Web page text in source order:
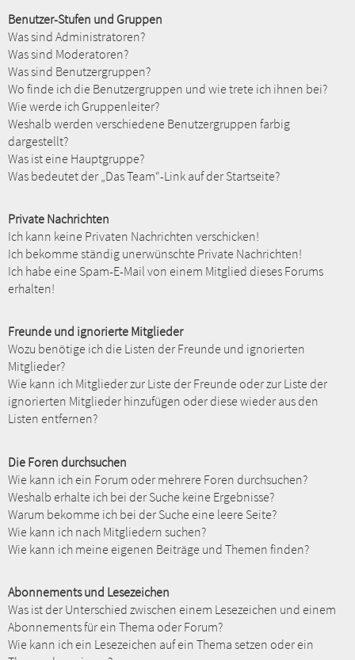
Benutzer-Stufen und Gruppen
Was sind Administratoren?
Was sind Moderatoren?
Was sind Benutzergruppen?
Wo finde ich die Benutzergruppen und wie trete ich ihnen bei?
Wie werde ich Gruppenleiter?
Weshalb werden verschiedene Benutzergruppen farbig
dargestellt?
Was ist eine Hauptgruppe?
Was bedeutet der „Das Team“-Link auf der Startseite?
Private Nachrichten
Ich kann keine Privaten Nachrichten verschicken!
Ich bekomme ständig unerwünschte Private Nachrichten!
Ich habe eine Spam-E-Mail von einem Mitglied dieses Forums
erhalten!
Freunde und ignorierte Mitglieder
Wozu benötige ich die Listen der Freunde und ignorierten
Mitglieder?
Wie kann ich Mitglieder zur Liste der Freunde oder zur Liste der
ignorierten Mitglieder hinzufügen oder diese wieder aus den
Listen entfernen?
Die Foren durchsuchen
Wie kann ich ein Forum oder mehrere Foren durchsuchen?
Weshalb erhalte ich bei der Suche keine Ergebnisse?
Warum bekomme ich bei der Suche eine leere Seite?
Wie kann ich nach Mitgliedern suchen?
Wie kann ich meine eigenen Beiträge und Themen finden?
Abonnements und Lesezeichen
Was ist der Unterschied zwischen einem Lesezeichen und einem
Abonnements für ein Thema oder Forum?
Wie kann ich ein Lesezeichen auf ein Thema setzen oder ein